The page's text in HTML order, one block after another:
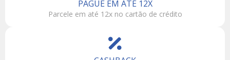
PAGUE EM ATÉ 12X
Parcele em até 12x no cartão de crédito